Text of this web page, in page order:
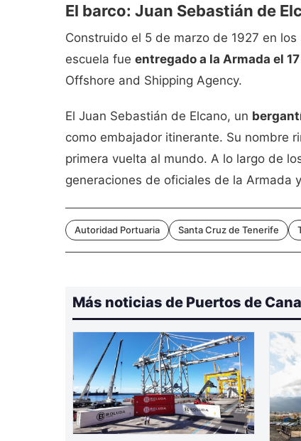
El barco: Juan Sebastián de
Construido el 5 de marzo de 1927 en los
escuela fue entregado a la Armada el
Offshore and Shipping Agency.
El Juan Sebastián de Elcano, un
como embajador itinerante. Su nombre
primera vuelta al mundo. A lo largo de
generaciones de oficiales de la Armada
Autoridad Portuaria Santa Cruz de Tenerife
Más noticias de Puertos de